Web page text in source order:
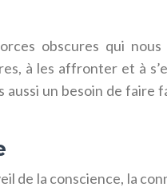
obscures qui
à les affronter et à
un besoin de faire
de la conscience, la